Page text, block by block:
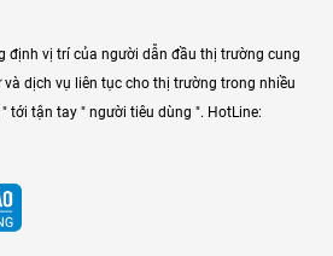
định vị trí của người dẫn đầu thị trường cung
dịch vụ liên tục cho thị trường trong nhiều
tới tận tay " người tiêu dùng ". HotLine: